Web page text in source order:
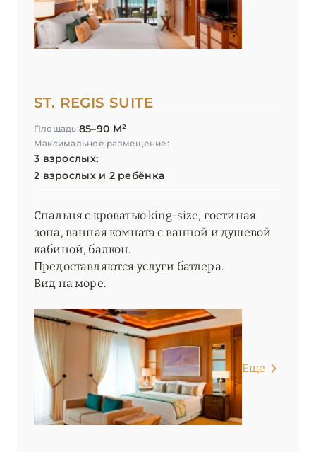
ST. REGIS SUITE
Площадь:85–90 М²
Максимальное размещение:
3 взрослых;
2 взрослых и 2 ребёнка
Спальня с кроватью king-size, гостиная
зона, ванная комната с ванной и душевой
кабиной, балкон.
Предоставляются услуги батлера.
Вид на море.
Еще